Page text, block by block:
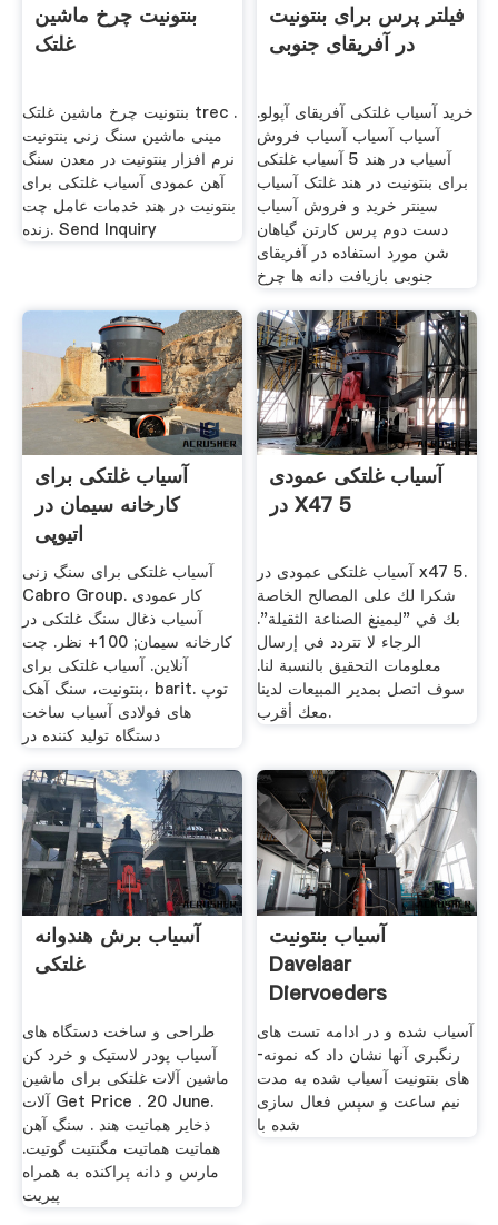
بنتونیت چرخ ماشین
غلتک
بنتونیت چرخ ماشین غلتک trec .
مینی ماشین سنگ زنی بنتونیت
نرم افزار بنتونیت در معدن سنگ
آهن عمودی آسیاب غلتکی برای
بنتونیت در هند خدمات عامل چت
زنده. Send Inquiry
فیلتر پرس برای بنتونیت
در آفریقای جنوبی
خرید آسیاب غلتکی آفریقای آپولو.
آسیاب آسیاب آسیاب فروش
آسیاب در هند 5 آسیاب غلتکی
برای بنتونیت در هند غلتک آسیاب
سینتر خرید و فروش آسیاب
دست دوم پرس کارتن گیاهان
شن مورد استفاده در آفریقای
جنوبی بازیافت دانه ها چرخ
آسیاب غلتکی برای
کارخانه سیمان در
اتیوپی
آسیاب غلتکی برای سنگ زنی
Cabro Group. کار عمودی
آسیاب ذغال سنگ غلتکی در
کارخانه سیمان; 100+ نظر. چت
آنلاین. آسیاب غلتکی برای
بنتونیت، سنگ آهک، barit. توپ
های فولادی آسیاب ساخت
دستگاه تولید کننده در
آسیاب غلتکی عمودی
در X47 5
آسیاب غلتکی عمودی در x47 5.
شكرا لك على المصالح الخاصة
بك في "ليمينغ الصناعة الثقيلة".
الرجاء لا تتردد في إرسال
معلومات التحقيق بالنسبة لنا.
سوف اتصل بمدير المبيعات لدينا
معك أقرب.
آسیاب برش هندوانه
غلتکی
طراحی و ساخت دستگاه های
آسیاب پودر لاستیک و خرد کن
ماشین آلات غلتکی برای ماشین
آلات Get Price . 20 June.
ذخایر هماتیت هند . سنگ آهن
هماتیت هماتیت مگنتیت گوتیت.
مارس و دانه ‌پراكنده به همراه
پيريت
آسیاب بنتونیت
Davelaar
Diervoeders
آسیاب شده و در ادامه تست­ های
رنگبری آنها نشان داد که نمونه­
های بنتونیت آسیاب شده به مدت
نیم ساعت و سپس فعال سازی
شده با